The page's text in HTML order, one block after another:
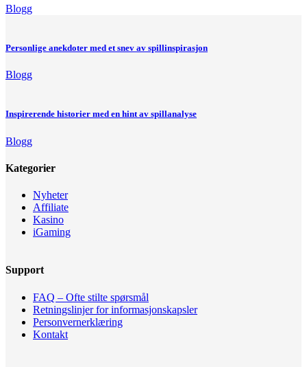
Blogg
Personlige anekdoter med et snev av spillinspirasjon
Blogg
Inspirerende historier med en hint av spillanalyse
Blogg
Kategorier
Nyheter
Affiliate
Kasino
iGaming
Support
FAQ – Ofte stilte spørsmål
Retningslinjer for informasjonskapsler
Personvernerklæring
Kontakt